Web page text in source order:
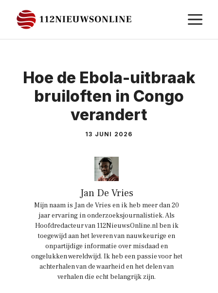
naar
de
Hoe de Ebola-uitbraak
bruiloften in Congo
verandert
13 JUNI 2026
Jan De Vries
Mijn naam is Jan de Vries en ik heb meer dan 20
jaar ervaring in onderzoeksjournalistiek. Als
Hoofdredacteur van 112NieuwsOnline.nl ben ik
toegewijd aan het leveren van nauwkeurige en
onpartijdige informatie over misdaad en
ongelukken wereldwijd. Ik heb een passie voor het
achterhalen van de waarheid en het delen van
verhalen die echt belangrijk zijn.